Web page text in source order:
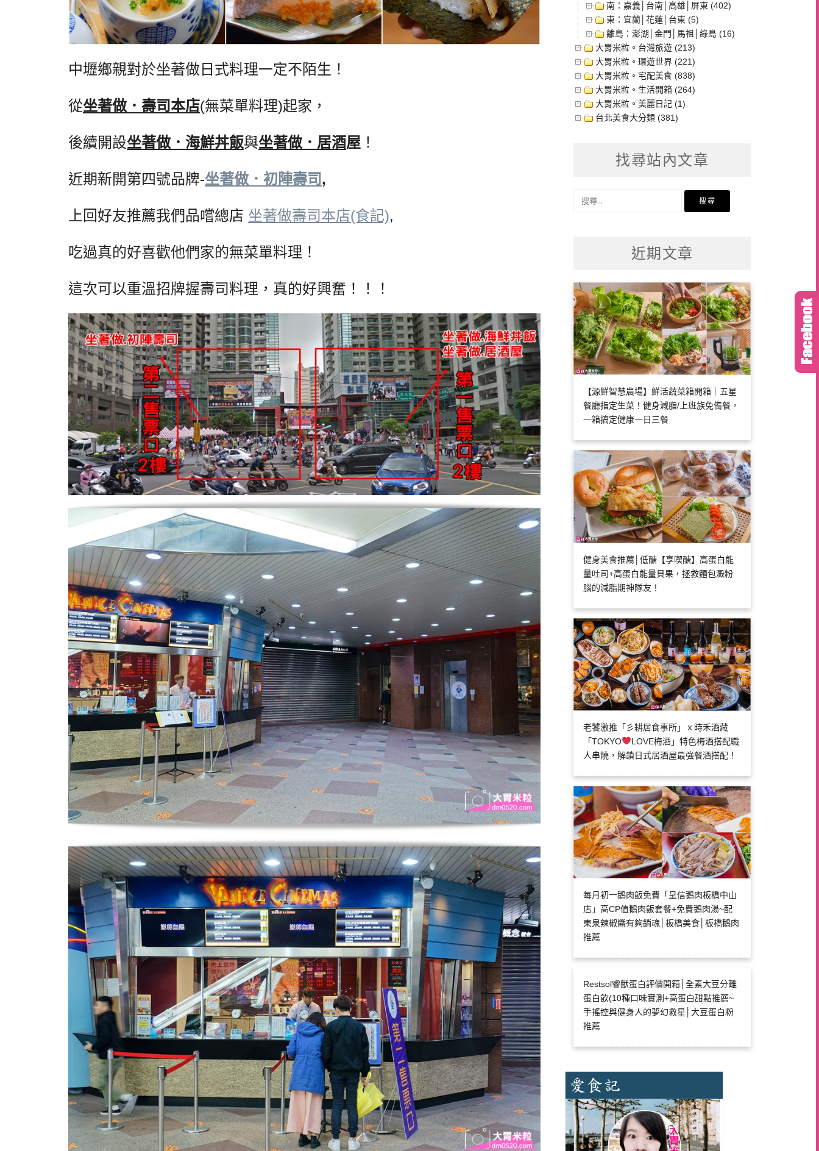
中壢鄉親對於坐著做日式料理一定不陌生！
從坐著做．壽司本店(無菜單料理)起家，
後續開設坐著做．海鮮丼飯與坐著做．居酒屋 ！
近期新開第四號品牌-坐著做．初陣壽司,
上回好友推薦我們品嚐總店 坐著做壽司本店(食記),
吃過真的好喜歡他們家的無菜單料理！
這次可以重溫招牌握壽司料理，真的好興奮！！！
南：嘉義│台南│高雄│屏東 (402)
東：宜蘭│花蓮│台東 (5)
離島：澎湖│金門│馬祖│綠島 (16)
大胃米粒。台灣旅遊 (213)
大胃米粒。環遊世界 (221)
大胃米粒。宅配美食 (838)
大胃米粒。生活開箱 (264)
大胃米粒。美麗日記 (1)
台北美食大分類 (381)
找尋站內文章
近期文章
【源鮮智慧農場】鮮活蔬菜箱開箱｜五星
餐廳指定生菜！健身減脂/上班族免備餐，
一箱搞定健康一日三餐
健身美食推薦│低醣【享喫醣】高蛋白能
量吐司+高蛋白能量貝果，拯救麵包澱粉
腦的減脂期神隊友！
老饕激推「彡耕居食事所」ｘ時禾酒藏
「TOKYO
LOVE梅酒」特色梅酒搭配職
人串燒，解鎖日式居酒屋最強餐酒搭配！
每月初一鵝肉飯免費「呈信鵝肉板橋中山
店」高CP值鵝肉飯套餐+免費鵝肉湯~配
東泉辣椒醬有夠銷魂│板橋美食│板橋鵝肉
推薦
Restsol睿獸蛋白評價開箱│全素大豆分離
蛋白飲(10種口味實測+高蛋白甜點推薦~
手搖控與健身人的夢幻救星│大豆蛋白粉
推薦